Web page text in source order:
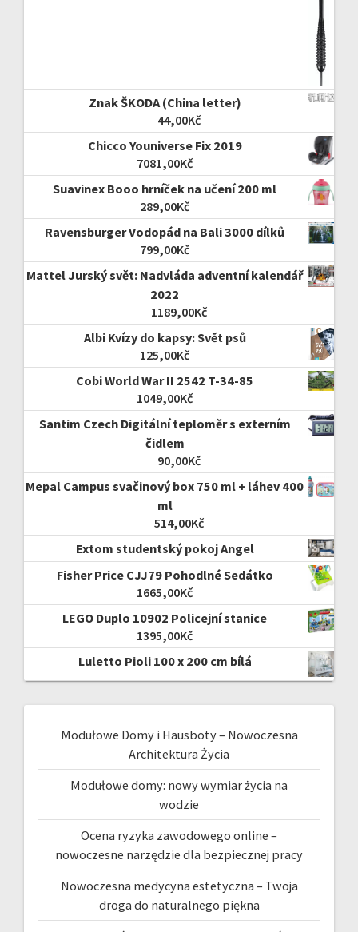
Znak ŠKODA (China letter)
44,00Kč
Chicco Youniverse Fix 2019
7081,00Kč
Suavinex Booo hrníček na učení 200 ml
289,00Kč
Ravensburger Vodopád na Bali 3000 dílků
799,00Kč
Mattel Jurský svět: Nadvláda adventní kalendář
2022
1189,00Kč
Albi Kvízy do kapsy: Svět psů
125,00Kč
Cobi World War II 2542 T-34-85
1049,00Kč
Santim Czech Digitální teploměr s externím
čidlem
90,00Kč
Mepal Campus svačinový box 750 ml + láhev 400
ml
514,00Kč
Extom studentský pokoj Angel
Fisher Price CJJ79 Pohodlné Sedátko
1665,00Kč
LEGO Duplo 10902 Policejní stanice
1395,00Kč
Luletto Pioli 100 x 200 cm bílá
Modułowe Domy i Hausboty – Nowoczesna
Architektura Życia
Modułowe domy: nowy wymiar życia na
wodzie
Ocena ryzyka zawodowego online –
nowoczesne narzędzie dla bezpiecznej pracy
Nowoczesna medycyna estetyczna – Twoja
droga do naturalnego piękna